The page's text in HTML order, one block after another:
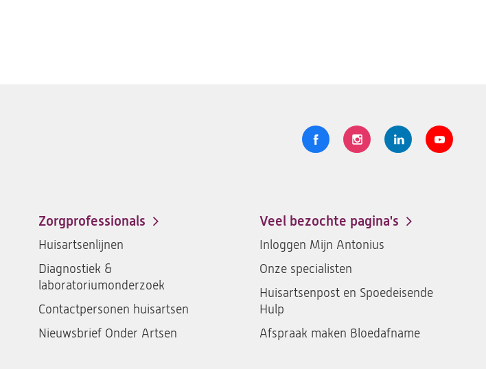
Volg
Logo
santeon
ziekenhuis
op
Facebook
Logo
santeon
ziekenhuis
Instagram
Logo
santeon
LinkedIn
Logo
Zorgprofessionals
Huisartsenlijnen
Diagnostiek &
laboratoriumonderzoek
Contactpersonen huisartsen
Nieuwsbrief Onder Artsen
Veel bezochte pagina's
Inloggen Mijn Antonius
Onze specialisten
Huisartsenpost en Spoedeisende
Hulp
Afspraak maken Bloedafname